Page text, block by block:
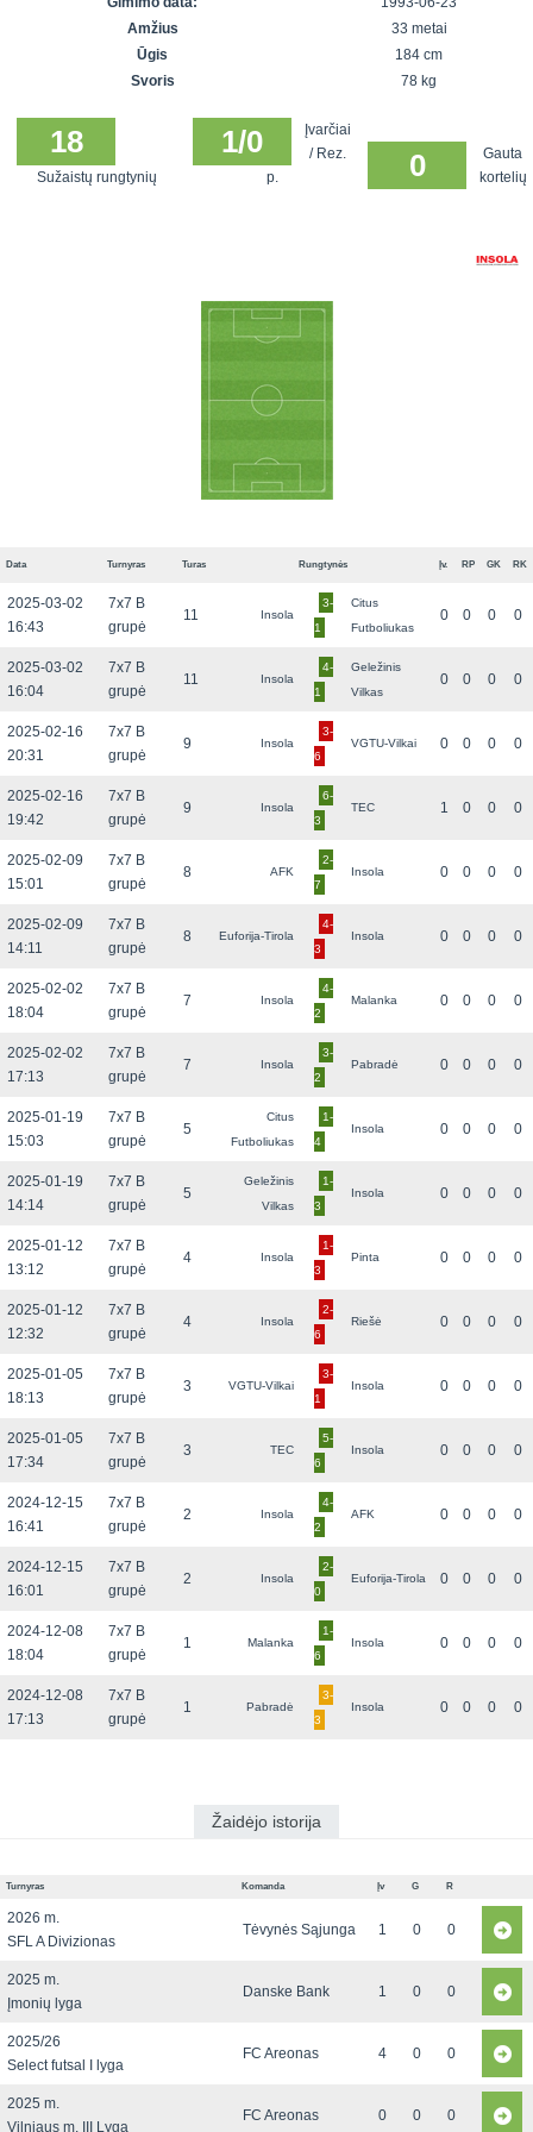
SFL rudens
Snaigės taurė
čempionatas
Vilnius
Amžius
33 metai
Ūgis
184 cm
Svoris
78 kg
18
Sužaistų rungtynių
1/0
Įvarčiai
/ Rez.
p.
0
Gauta
kortelių
Data Turnyras Turas Rungtynės Įv. RP GK RK
2025-03-02
16:43
7x7 B
grupė
11 Insola
3-
1
Citus
Futboliukas
0 0 0 0
2025-03-02
16:04
7x7 B
grupė
11 Insola
4-
1
Geležinis
Vilkas
0 0 0 0
2025-02-16
20:31
7x7 B
grupė
9 Insola
3-
6
VGTU-Vilkai 0 0 0 0
2025-02-16
19:42
7x7 B
grupė
9 Insola
6-
3
TEC 1 0 0 0
2025-02-09
15:01
7x7 B
grupė
8 AFK
2-
7
Insola 0 0 0 0
2025-02-09
14:11
7x7 B
grupė
8 Euforija-Tirola
4-
3
Insola 0 0 0 0
2025-02-02
18:04
7x7 B
grupė
7 Insola
4-
2
Malanka 0 0 0 0
2025-02-02
17:13
7x7 B
grupė
7 Insola
3-
2
Pabradė 0 0 0 0
2025-01-19
15:03
7x7 B
grupė
5
Citus
Futboliukas
1-
4
Insola 0 0 0 0
2025-01-19
14:14
7x7 B
grupė
5
Geležinis
Vilkas
1-
3
Insola 0 0 0 0
2025-01-12
13:12
7x7 B
grupė
4 Insola
1-
3
Pinta 0 0 0 0
2025-01-12
12:32
7x7 B
grupė
4 Insola
2-
6
Riešė 0 0 0 0
2025-01-05
18:13
7x7 B
grupė
3 VGTU-Vilkai
3-
1
Insola 0 0 0 0
2025-01-05
17:34
7x7 B
grupė
3 TEC
5-
6
Insola 0 0 0 0
2024-12-15
16:41
7x7 B
grupė
2 Insola
4-
2
AFK 0 0 0 0
2024-12-15
16:01
7x7 B
grupė
2 Insola
2-
0
Euforija-Tirola 0 0 0 0
2024-12-08
18:04
7x7 B
grupė
1 Malanka
1-
6
Insola 0 0 0 0
2024-12-08
17:13
7x7 B
grupė
1 Pabradė
3-
3
Insola 0 0 0 0
Žaidėjo istorija
Turnyras Komanda Įv G R
2026 m.
SFL A Divizionas
Tėvynės Sąjunga 1 0 0
2025 m.
Įmonių lyga
Danske Bank 1 0 0
2025/26
Select futsal I lyga
FC Areonas 4 0 0
2025 m.
Vilniaus m. III Lyga
FC Areonas 0 0 0